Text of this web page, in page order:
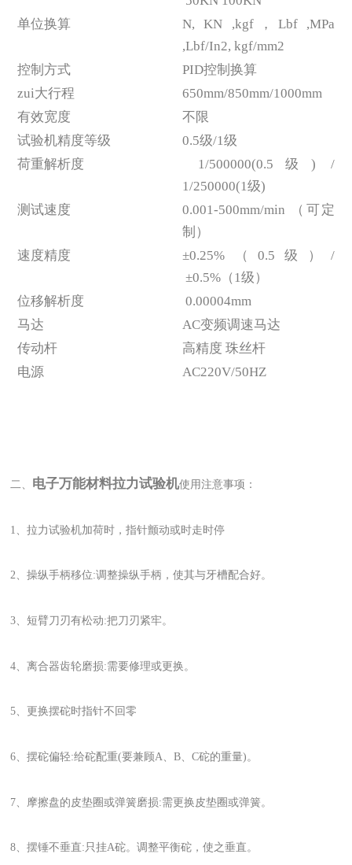
单位换算
N, KN ,kgf，Lbf ,MPa
,Lbf/In2, kgf/mm2
控制方式
PID控制换算
zui大行程
650mm/850mm/1000mm
有效宽度
不限
试验机精度等级
0.5级/1级
荷重解析度
1/500000(0.5级) /
1/250000(1级)
测试速度
0.001-500mm/min （可定
制）
速度精度
±0.25%（0.5级）/
±0.5%（1级）
位移解析度
0.00004mm
马达
AC变频调速马达
传动杆
高精度 珠丝杆
电源
AC220V/50HZ
二、 电子万能材料拉力试验机使用注意事项：
1、拉力试验机加荷时，指针颤动或时走时停
2、操纵手柄移位:调整操纵手柄，使其与牙槽配合好。
3、短臂刀刃有松动:把刀刃紧牢。
4、离合器齿轮磨损:需要修理或更换。
5、更换摆砣时指针不回零
6、摆砣偏轻:给砣配重(要兼顾A、B、C砣的重量)。
7、摩擦盘的皮垫圈或弹簧磨损:需更换皮垫圈或弹簧。
8、摆锤不垂直:只挂A砣。调整平衡砣，使之垂直。